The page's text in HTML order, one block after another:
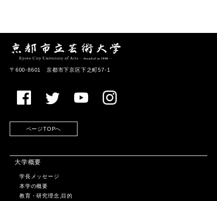
〒600-8601 京都市下京区下之町57-1
ページTOPへ
大学概要
学長メッセージ
本学の概要
教育・研究理念,目的